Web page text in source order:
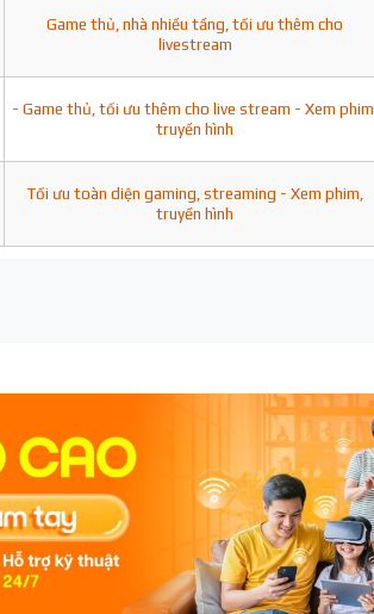
Game thủ, nhà nhiều tầng, tối ưu thêm cho
livestream
- Game thủ, tối ưu thêm cho live stream - Xem phim,
truyền hình
Tối ưu toàn diện gaming, streaming - Xem phim,
truyền hình